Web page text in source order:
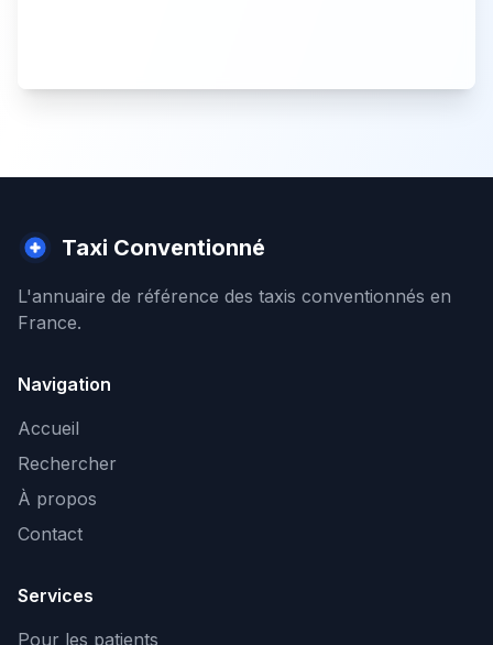
Taxi Conventionné
L'annuaire de référence des taxis conventionnés en
France.
Navigation
Accueil
Rechercher
À propos
Contact
Services
Pour les patients